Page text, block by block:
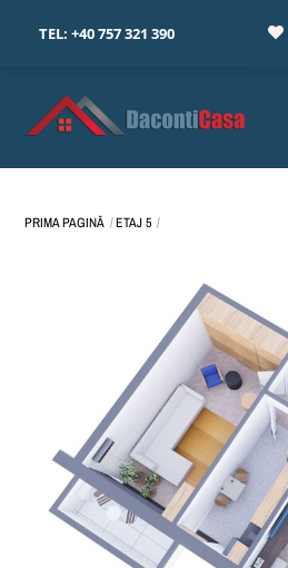
TEL: +40 757 321 390
PRIMA PAGINĂ ETAJ 5